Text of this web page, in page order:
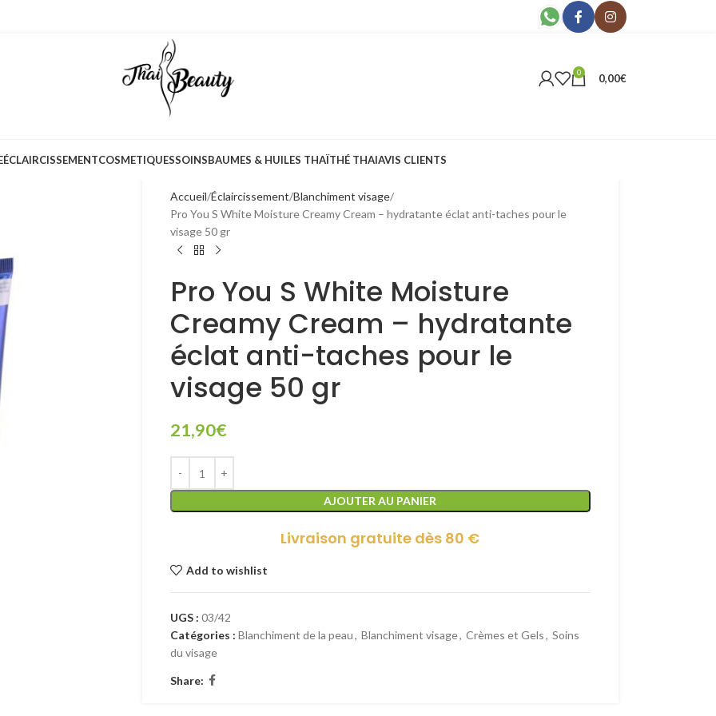
0 0,00€
ÉCLAIRCISSEMENTCOSMETIQUESSOINSBAUMES & HUILES THAÏTHÉ THAIAVIS CLIENTS
Accueil Éclaircissement Blanchiment visage
Pro You S White Moisture Creamy Cream – hydratante éclat anti-taches pour le
visage 50 gr
Pro You S White Moisture
Creamy Cream – hydratante
éclat anti-taches pour le
visage 50 gr
21,90€
AJOUTER AU PANIER
Livraison gratuite dès 80 €
Add to wishlist
UGS : 03/42
Catégories : Blanchiment de la peau, Blanchiment visage, Crèmes et Gels, Soins
du visage
Share: